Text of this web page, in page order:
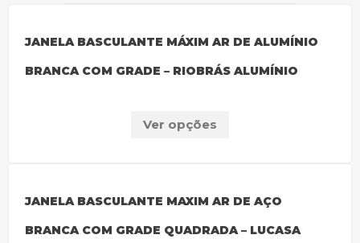
JANELA BASCULANTE MÁXIM AR DE ALUMÍNIO
BRANCA COM GRADE – RIOBRÁS ALUMÍNIO
Ver opções
JANELA BASCULANTE MAXIM AR DE AÇO
BRANCA COM GRADE QUADRADA – LUCASA